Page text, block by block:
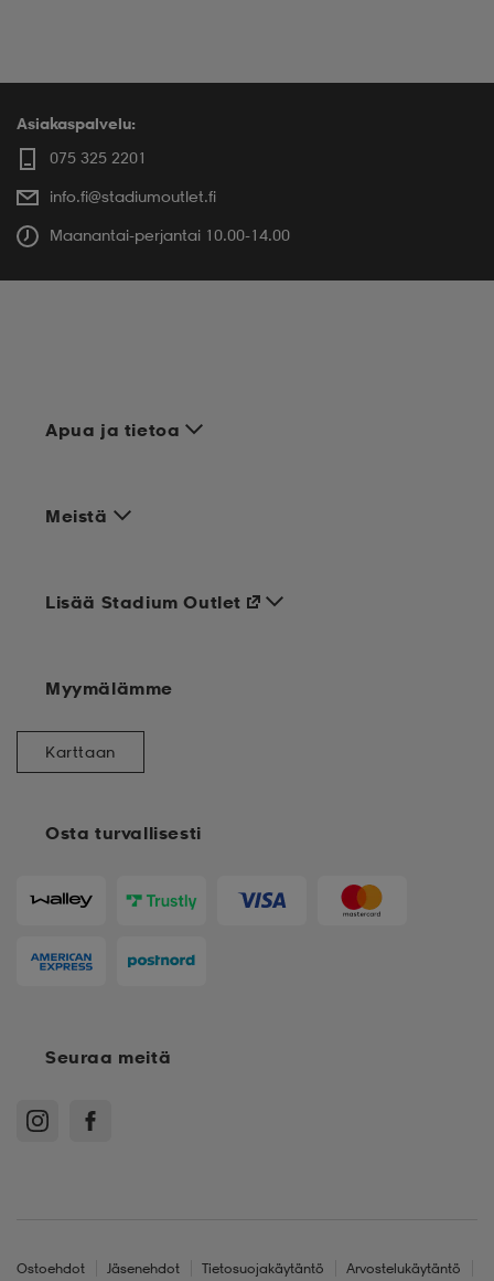
Asiakaspalvelu:
075 325 2201
info.fi@stadiumoutlet.fi
Maanantai-perjantai 10.00-14.00
Apua ja tietoa
Meistä
Osta turvallisesti
Lisää Stadium Outlet
Myymälämme
Karttaan
Seuraa meitä
Ostoehdot Jäsenehdot Tietosuojakäytäntö Arvostelukäytäntö